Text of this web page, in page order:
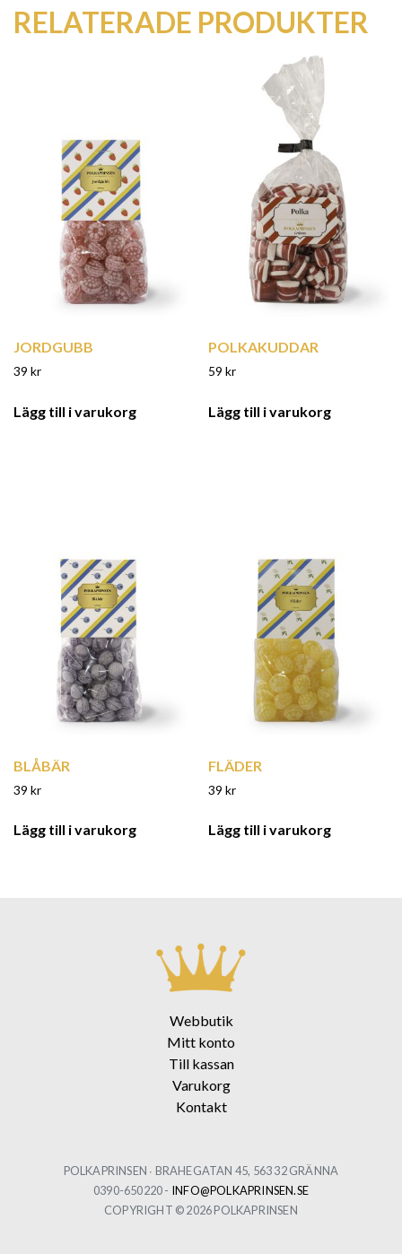
RELATERADE PRODUKTER
JORDGUBB
39 kr
Lägg till i varukorg
POLKAKUDDAR
59kr
Lägg till i varukorg
BLÅBÄR
39 kr
Lägg till i varukorg
FLÄDER
39kr
Lägg till i varukorg
Webbutik
Mitt konto
Till kassan
Varukorg
Kontakt
POLKAPRINSEN ∙ BRAHEGATAN 45, 563 32 GRÄNNA
0390-650220 - INFO@POLKAPRINSEN.SE
COPYRIGHT © 2026 POLKAPRINSEN